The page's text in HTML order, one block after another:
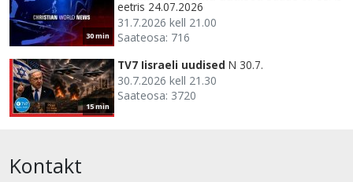
30 min
eetris 24.07.2026
31.7.2026 kell 21.00
Saateosa: 716
15 min
TV7 Iisraeli uudised N 30.7.
30.7.2026 kell 21.30
Saateosa: 3720
Kontakt